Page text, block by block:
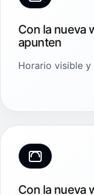
Con la nueva
apunten
Horario visible y
Con la nueva